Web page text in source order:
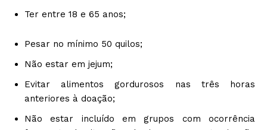
Ter entre 18 e 65 anos;
Pesar no mínimo 50 quilos;
Não estar em jejum;
Evitar alimentos gordurosos nas três horas
anteriores à doação;
Não estar incluído em grupos com ocorrência